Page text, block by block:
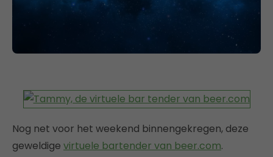
Nog net voor het weekend binnengekregen, deze
geweldige virtuele bartender van beer.com.